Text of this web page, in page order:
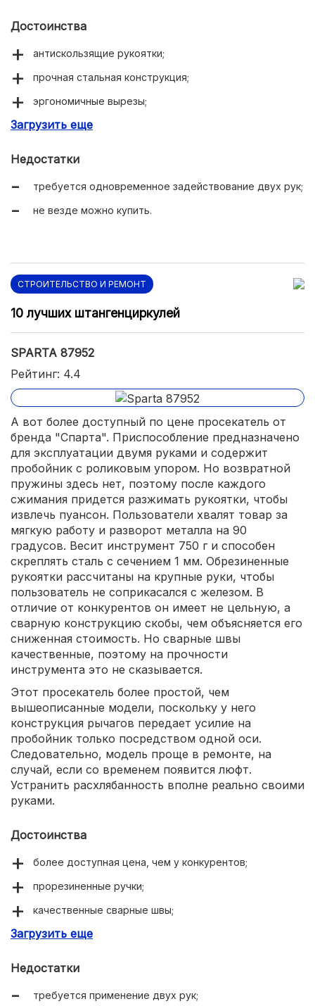
Достоинства
антискользящие рукоятки;
прочная стальная конструкция;
эргономичные вырезы;
компактная скоба.
Загрузить еще
Недостатки
требуется одновременное задействование двух рук;
не везде можно купить.
СТРОИТЕЛЬСТВО И РЕМОНТ
10 лучших штангенциркулей
SPARTA 87952
Рейтинг: 4.4
А вот более доступный по цене просекатель от
бренда "Спарта". Приспособление предназначено
для эксплуатации двумя руками и содержит
пробойник с роликовым упором. Но возвратной
пружины здесь нет, поэтому после каждого
сжимания придется разжимать рукоятки, чтобы
извлечь пуансон. Пользователи хвалят товар за
мягкую работу и разворот металла на 90
градусов. Весит инструмент 750 г и способен
скреплять сталь с сечением 1 мм. Обрезиненные
рукоятки рассчитаны на крупные руки, чтобы
пользователь не соприкасался с железом. В
отличие от конкурентов он имеет не цельную, а
сварную конструкцию скобы, чем объясняется его
сниженная стоимость. Но сварные швы
качественные, поэтому на прочности
инструмента это не сказывается.
Этот просекатель более простой, чем
вышеописанные модели, поскольку у него
конструкция рычагов передает усилие на
пробойник только посредством одной оси.
Следовательно, модель проще в ремонте, на
случай, если со временем появится люфт.
Устранить расхлябанность вполне реально своими
руками.
Достоинства
более доступная цена, чем у конкурентов;
прорезиненные ручки;
качественные сварные швы;
абсолютно гладкая лицевая сторона профиля.
Загрузить еще
Недостатки
требуется применение двух рук;